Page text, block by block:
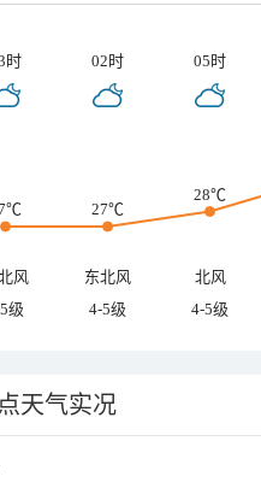
时 02时 05时
27℃
28℃
风 东北风 北风
级
4-5级 4-5级
天气实况